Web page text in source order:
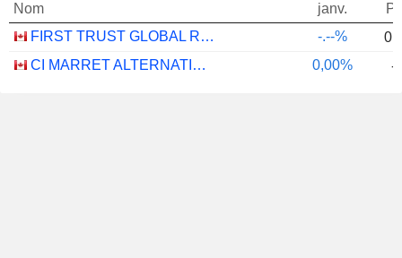
Nom
janv.
FIRST TRUST GLOBAL RISK MANAGED INCOME INDEX ETF - CAD
-.--%
CI MARRET ALTERNATIVE ABSOLUTE RETURN BOND ETF - CAD
0,00% -